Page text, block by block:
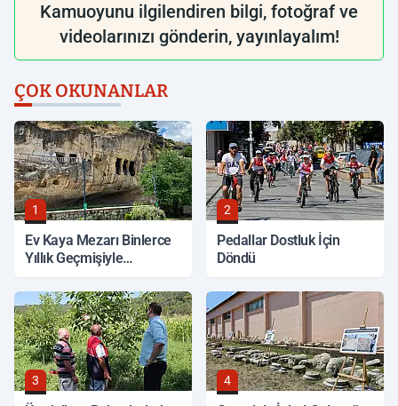
Kamuoyunu ilgilendiren bilgi, fotoğraf ve
videolarınızı gönderin, yayınlayalım!
ÇOK OKUNANLAR
1
Ev Kaya Mezarı Binlerce
Yıllık Geçmişiyle
2
Pedallar Dostluk İçin
Döndü
3 4